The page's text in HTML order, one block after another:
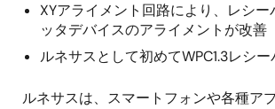
XYアライメント回路により、レシー
ッタデバイスのアライメントが改善
ルネサスとして初めてWPC1.3レシ
ルネサスは、スマートフォンや各種ア